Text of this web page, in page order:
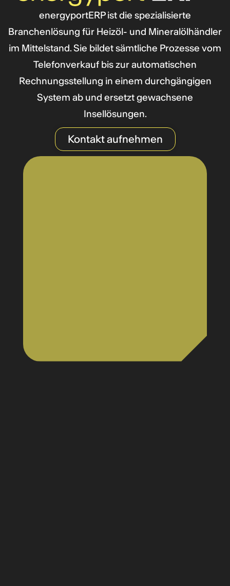
energyportERP ist die spezialisierte
Branchenlösung für Heizöl- und Mineralölhändler
im Mittelstand. Sie bildet sämtliche Prozesse vom
Telefonverkauf bis zur automatischen
Rechnungsstellung in einem durchgängigen
System ab und ersetzt gewachsene
Insellösungen.
Kontakt aufnehmen